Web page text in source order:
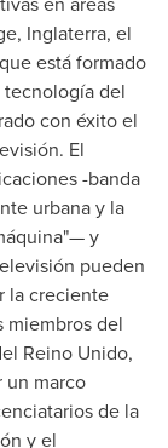
Inglaterra, el
está formado
tecnología del
con éxito el
El
-banda
urbana y la
y
pueden
la creciente
miembros del
Reino Unido,
un marco
de la
y el